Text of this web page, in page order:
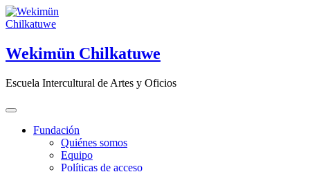
Saltar
al
Wekimün Chilkatuwe
Escuela Intercultural de Artes y Oficios
Fundación
Quiénes somos
Equipo
Políticas de acceso